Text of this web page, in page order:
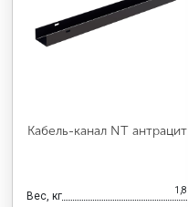
Кабель-канал NT антрацит
Вес, кг 1,8